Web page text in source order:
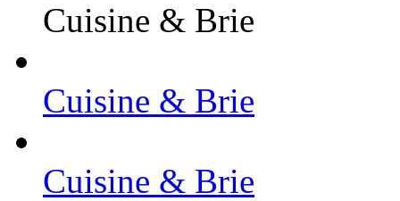
Cuisine & Brie
Cuisine & Brie
Cuisine & Brie